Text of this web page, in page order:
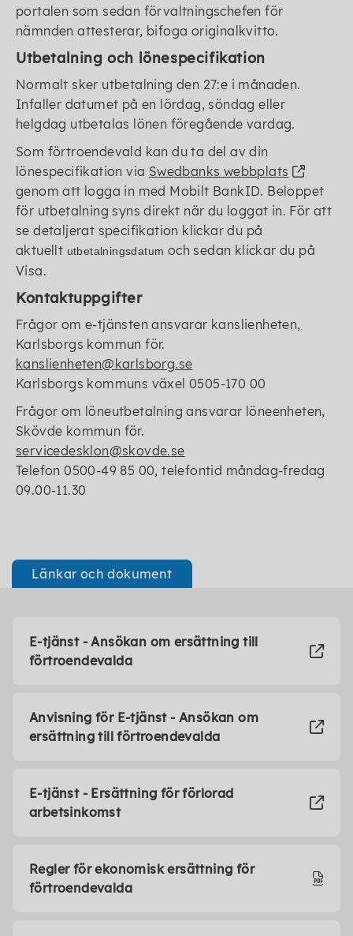
portalen som sedan förvaltningschefen för
nämnden attesterar, bifoga originalkvitto.
Utbetalning och lönespecifikation
Normalt sker utbetalning den 27:e i månaden.
Infaller datumet på en lördag, söndag eller
helgdag utbet­alas lönen före­gående vardag.
Som förtroendevald kan du ta del av din
lönespecifikation via Swedbanks webbplats
genom att logga in med Mobilt BankID. Beloppet
för utbetalning syns direkt när du loggat in. För att
se detaljerat specifikation klickar du på
aktuellt utbetalningsdatum och sedan klickar du på
Visa.
Kontaktuppgifter
Frågor om e-tjänsten ansvarar kanslienheten,
Karlsborgs kommun för.
kanslienheten@karlsborg.se
Karlsborgs kommuns växel 0505-170 00
Frågor om löneutbetalning ansvarar löneenheten,
Skövde kommun för.
servicedesklon@skovde.se
Telefon 0500-49 85 00, telefontid måndag-fredag
09.00-11.30
Länkar och dokument
E-tjänst - Ansökan om ersättning till
förtroendevalda
Anvisning för E-tjänst - Ansökan om
ersättning till förtroendevalda
E-tjänst - Ersättning för förlorad
arbetsinkomst
Regler för ekonomisk ersättning för
förtroendevalda